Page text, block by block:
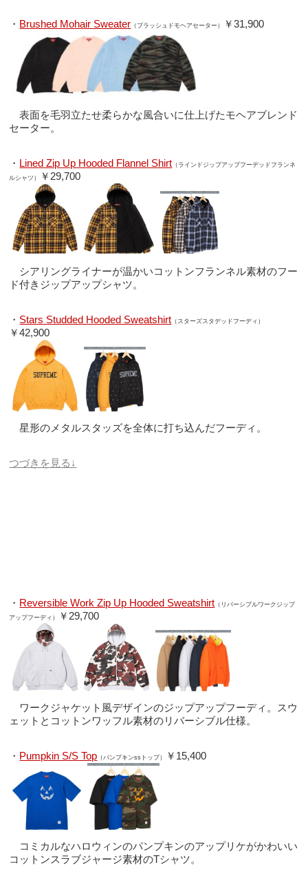
・ Brushed Mohair Sweater （ブラッシュドモヘアセーター） ￥31,900
表面を毛羽立たせ柔らかな風合いに仕上げたモヘアブレンド
セーター。
・ Lined Zip Up Hooded Flannel Shirt （ラインドジップアップフーデッドフランネ
ルシャツ）
￥29,700
シアリングライナーが温かいコットンフランネル素材のフー
ド付きジップアップシャツ。
・ Stars Studded Hooded Sweatshirt （スターズスタデッドフーディ）
￥42,900
星形のメタルスタッズを全体に打ち込んだフーディ。
つづきを見る↓
・ Reversible Work Zip Up Hooded Sweatshirt （リバーシブルワークジップ
アップフーディ）
￥29,700
ワークジャケット風デザインのジップアップフーディ。スウ
ェットとコットンワッフル素材のリバーシブル仕様。
・ Pumpkin S/S Top （パンプキンssトップ） ￥15,400
コミカルなハロウィンのパンプキンのアップリケがかわいい
コットンスラブジャージ素材のTシャツ。